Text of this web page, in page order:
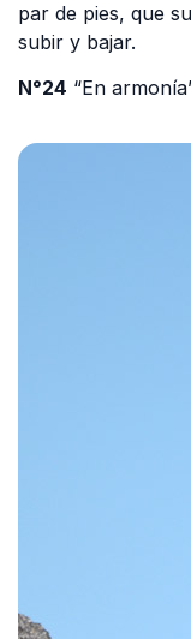
par de pies, que
subir y bajar.
N°24 “En